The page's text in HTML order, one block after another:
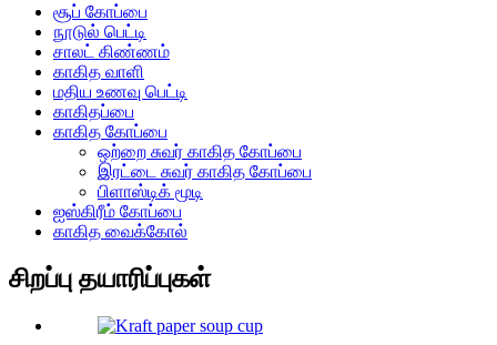
சூப் கோப்பை
நூடுல் பெட்டி
சாலட் கிண்ணம்
காகித வாளி
மதிய உணவு பெட்டி
காகிதப்பை
காகித கோப்பை
ஒற்றை சுவர் காகித கோப்பை
இரட்டை சுவர் காகித கோப்பை
பிளாஸ்டிக் மூடி
ஐஸ்கிரீம் கோப்பை
காகித வைக்கோல்
சிறப்பு தயாரிப்புகள்